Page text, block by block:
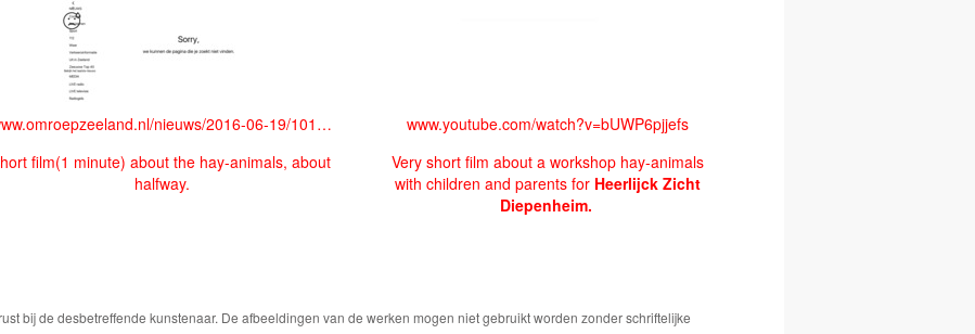
www.omroepzeeland.nl/nieuws/2016-06-19/1015132/kun
film(1 minute) about the hay-animals, about
halfway.
www.youtube.com/watch?v=bUWP6pjjefs
Very short film about a workshop hay-animals
with children and parents for Heerlijck Zicht
Diepenheim.
bij de desbetreffende kunstenaar. De afbeeldingen van de werken mogen niet gebruikt worden zonder schriftelijke